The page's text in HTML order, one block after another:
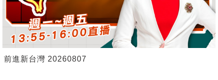
前進新台灣 20260807